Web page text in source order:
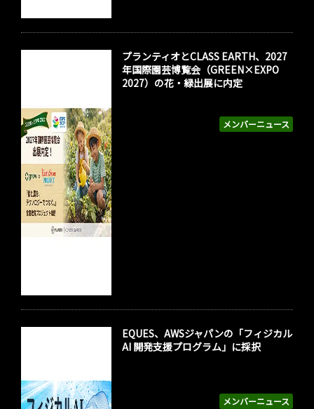
メンバーニュース
プランティオとCLASS EARTH、2027
年国際園芸博覧会（GREEN×EXPO
2027）の花・緑出展に内定
メンバーニュース
EQUES、AWSジャパンの「フィジカル
AI 開発支援プログラム」に採択